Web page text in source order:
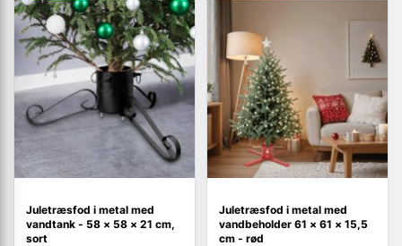
Juletræsfod i metal med
vandtank - 58 × 58 × 21 cm,
sort
Juletræsfod i metal med
vandbeholder 61 × 61 × 15,5
cm - rød